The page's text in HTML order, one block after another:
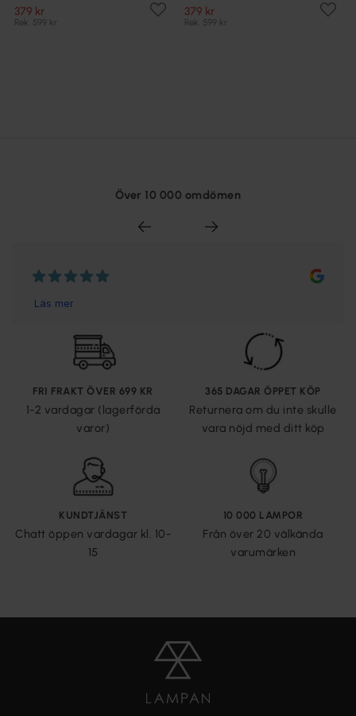
379 kr
Rek. 599 kr
379 kr
Rek. 599 kr
Över 10 000 omdömen
FRI FRAKT ÖVER 699 KR
1-2 vardagar (lagerförda
varor)
365 DAGAR ÖPPET KÖP
Returnera om du inte skulle
vara nöjd med ditt köp
KUNDTJÄNST
Chatt öppen vardagar kl. 10-
15
10 000 LAMPOR
Från över 20 välkända
varumärken